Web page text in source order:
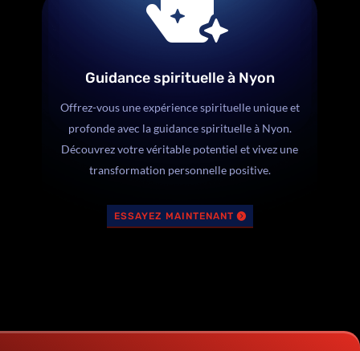
Guidance spirituelle à Nyon
Offrez-vous une expérience spirituelle unique et
profonde avec la guidance spirituelle à Nyon.
Découvrez votre véritable potentiel et vivez une
transformation personnelle positive.
ESSAYEZ MAINTENANT